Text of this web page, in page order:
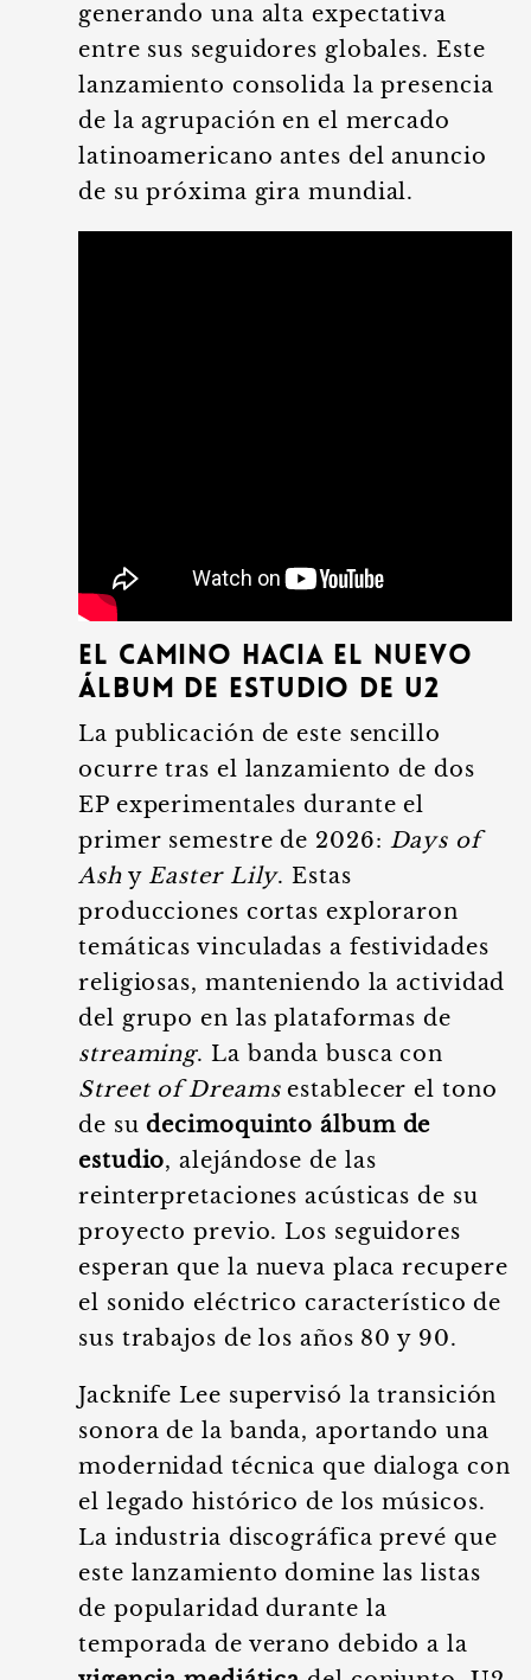
generando una alta expectativa
entre sus seguidores globales. Este
lanzamiento consolida la presencia
de la agrupación en el mercado
latinoamericano antes del anuncio
de su próxima gira mundial.
El camino hacia el nuevo
álbum de estudio de U2
La publicación de este sencillo
ocurre tras el lanzamiento de dos
EP experimentales durante el
primer semestre de 2026: Days of
Ashy Easter Lily. Estas
producciones cortas exploraron
temáticas vinculadas a festividades
religiosas, manteniendo la actividad
del grupo en las plataformas de
streaming. La banda busca con
Street of Dreamsestablecer el tono
de sudecimoquinto álbum de
estudio, alejándose de las
reinterpretaciones acústicas de su
proyecto previo. Los seguidores
esperan que la nueva placa recupere
el sonido eléctrico característico de
sus trabajos de los años 80 y 90.
Jacknife Lee supervisó la transición
sonora de la banda, aportando una
modernidad técnica que dialoga con
el legado histórico de los músicos.
La industria discográfica prevé que
este lanzamiento domine las listas
de popularidad durante la
temporada de verano debido a la